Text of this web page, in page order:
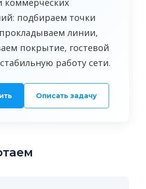
коммерческих
подбираем точки
линии,
покрытие, гостевой
работу сети.
Описать задачу